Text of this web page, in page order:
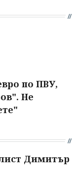
по ПВУ,
Не
Димитър